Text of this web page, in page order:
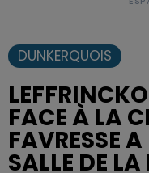
DUNKERQUOIS
FACE À LA
FAVRESSE
SALLE DE